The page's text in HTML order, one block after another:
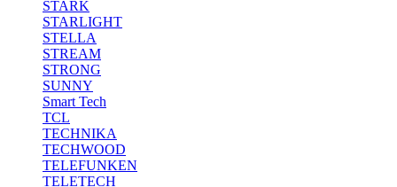
STARK
STARLIGHT
STELLA
STREAM
STRONG
SUNNY
Smart Tech
TCL
TECHNIKA
TECHWOOD
TELEFUNKEN
TELETECH